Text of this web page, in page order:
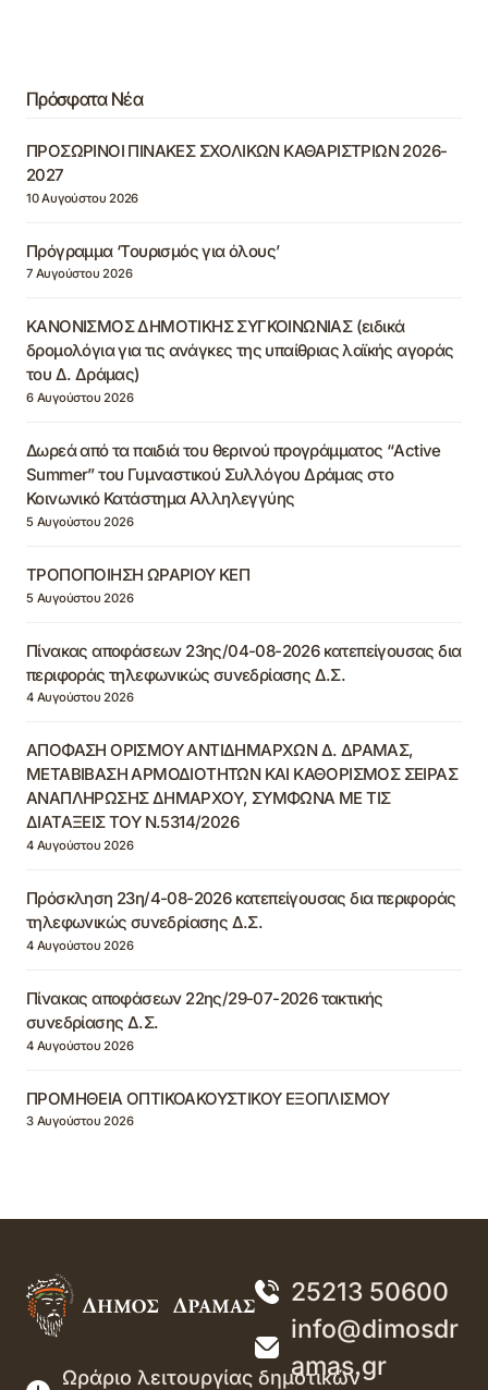
Πρόσφατα Νέα
ΠΡΟΣΩΡΙΝΟΙ ΠΙΝΑΚΕΣ ΣΧΟΛΙΚΩΝ ΚΑΘΑΡΙΣΤΡΙΩΝ 2026-
2027
10 Αυγούστου 2026
Πρόγραμμα ‘Τουρισμός για όλους’
7 Αυγούστου 2026
ΚΑΝΟΝΙΣΜΟΣ ΔΗΜΟΤΙΚΗΣ ΣΥΓΚΟΙΝΩΝΙΑΣ (ειδικά
δρομολόγια για τις ανάγκες της υπαίθριας λαϊκής αγοράς
του Δ. Δράμας)
6 Αυγούστου 2026
Δωρεά από τα παιδιά του θερινού προγράμματος “Active
Summer” του Γυμναστικού Συλλόγου Δράμας στο
Κοινωνικό Κατάστημα Αλληλεγγύης
5 Αυγούστου 2026
ΤΡΟΠΟΠΟΙΗΣΗ ΩΡΑΡΙΟΥ ΚΕΠ
5 Αυγούστου 2026
Πίνακας αποφάσεων 23ης/04-08-2026 κατεπείγουσας δια
περιφοράς τηλεφωνικώς συνεδρίασης Δ.Σ.
4 Αυγούστου 2026
ΑΠΟΦΑΣΗ ΟΡΙΣΜΟΥ ΑΝΤΙΔΗΜΑΡΧΩΝ Δ. ΔΡΑΜΑΣ,
ΜΕΤΑΒΙΒΑΣΗ ΑΡΜΟΔΙΟΤΗΤΩΝ ΚΑΙ ΚΑΘΟΡΙΣΜΟΣ ΣΕΙΡΑΣ
ΑΝΑΠΛΗΡΩΣΗΣ ΔΗΜΑΡΧΟΥ, ΣΥΜΦΩΝΑ ΜΕ ΤΙΣ
ΔΙΑΤΑΞΕΙΣ ΤΟΥ Ν.5314/2026
4 Αυγούστου 2026
Πρόσκληση 23η/4-08-2026 κατεπείγουσας δια περιφοράς
τηλεφωνικώς συνεδρίασης Δ.Σ.
4 Αυγούστου 2026
Πίνακας αποφάσεων 22ης/29-07-2026 τακτικής
συνεδρίασης Δ.Σ.
4 Αυγούστου 2026
ΠΡΟΜΗΘΕΙΑ ΟΠΤΙΚΟΑΚΟΥΣΤΙΚΟΥ ΕΞΟΠΛΙΣΜΟΥ
3 Αυγούστου 2026
25213 50600
info@dimosdr
amas.gr
Ωράριο λειτουργίας δημοτικών